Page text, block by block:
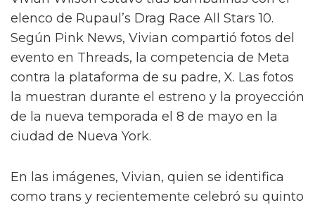
elenco de Rupaul’s Drag Race All Stars 10.
Según Pink News, Vivian compartió fotos del
evento en Threads, la competencia de Meta
contra la plataforma de su padre, X. Las fotos
la muestran durante el estreno y la proyección
de la nueva temporada el 8 de mayo en la
ciudad de Nueva York.
En las imágenes, Vivian, quien se identifica
como trans y recientemente celebró su quinto